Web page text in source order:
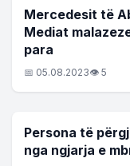
LAJME
Mercedesit të
Mediat
para
📅 05.08.2023👁 5
LAJME
Persona të
nga ngjarja e